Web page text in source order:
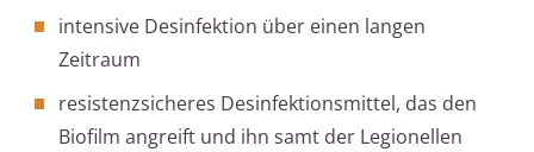
intensive Desinfektion über einen langen
Zeitraum
resistenzsicheres Desinfektionsmittel, das den
Biofilm angreift und ihn samt der Legionellen